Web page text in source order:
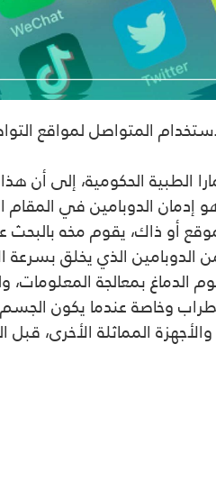
المتواصل لمواقع
الطبية الحكومية، إلى أن
إدمان الدوبامين في المقام
أو ذاك، يقوم مخه بالبحث
الذي يخلق
الدماغ بمعالجة
وخاصة عندما يكون